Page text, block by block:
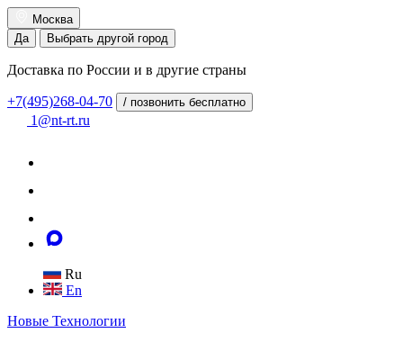
Москва
Да
Выбрать другой город
Доставка по России и в другие страны
+7(495)268-04-70 / позвонить бесплатно
1@nt-rt.ru
Ru
En
Новые Технологии